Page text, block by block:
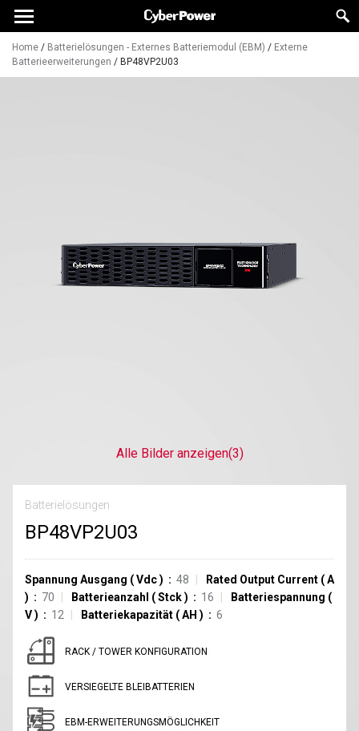
Home / Batterielösungen - Externes Batteriemodul (EBM) / Externe
Batterieerweiterungen / BP48VP2U03
Alle Bilder anzeigen(3)
Batterielösungen
BP48VP2U03
Spannung Ausgang (Vdc) 48 Rated Output Current (A
)
70 Batterieanzahl (Stck) 16 Batteriespannung (
V) 12 Batteriekapazität (AH ) 6
RACK / TOWER KONFIGURATION
VERSIEGELTE BLEIBATTERIEN
EBM-ERWEITERUNGSMÖGLICHKEIT